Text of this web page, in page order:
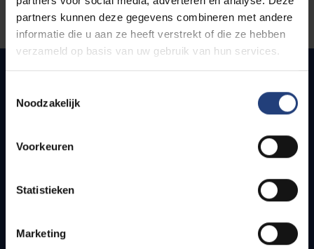
partners kunnen deze gegevens combineren met andere
informatie die u aan ze heeft verstrekt of die ze hebben
verzameld op basis van uw gebruik van hun services.
Noodzakelijk
Voorkeuren
Statistieken
Marketing
Quick links
How to get to the VUB campuses